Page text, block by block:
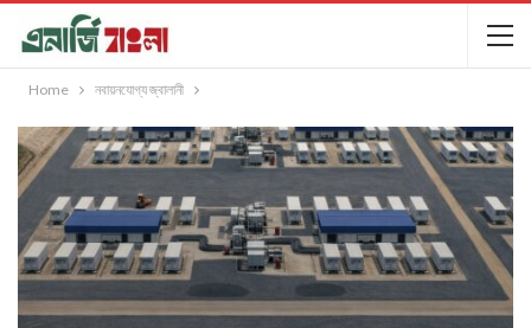
Home নবায়নযোগ্য জ্বালানী